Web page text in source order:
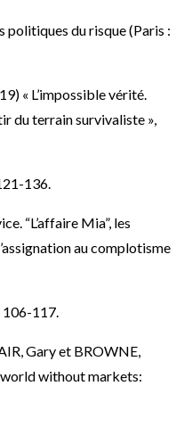
politiques du risque (Paris :
« L’impossible vérité.
du terrain survivaliste »,
136.
“L’affaire Mia”, les
au complotisme
106-117.
Gary et BROWNE,
without markets: